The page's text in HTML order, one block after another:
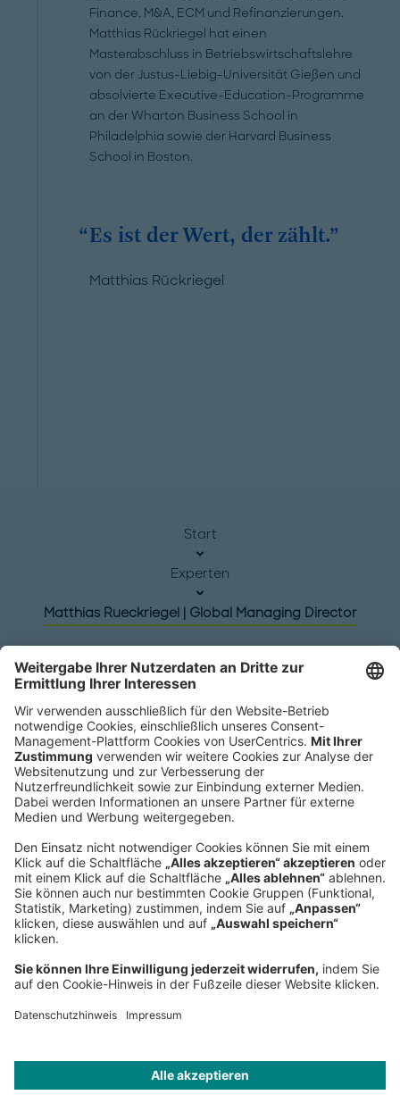
Finance, M&A, ECM und Refinanzierungen.
Matthias Rückriegel hat einen
Masterabschluss in Betriebswirtschaftslehre
von der Justus-Liebig-Universität Gießen und
absolvierte Executive-Education-Programme
an der Wharton Business School in
Philadelphia sowie der Harvard Business
School in Boston.
Es ist der Wert, der zählt.
Matthias Rückriegel
Start
Experten
Matthias Rueckriegel | Global Managing Director
Hauptsitz
Roland Berger GmbH
Sederanger 1
80538 München
Deutschland
Fax:
+49 89 9230-8202
Mail:
Senden Sie eine Nachricht
NEWSROOM
IMPRESSUM
HILFE
DATENSCHUTZ